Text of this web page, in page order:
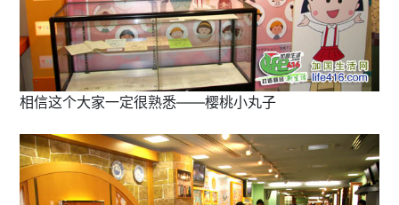
相信这个大家一定很熟悉——樱桃小丸子